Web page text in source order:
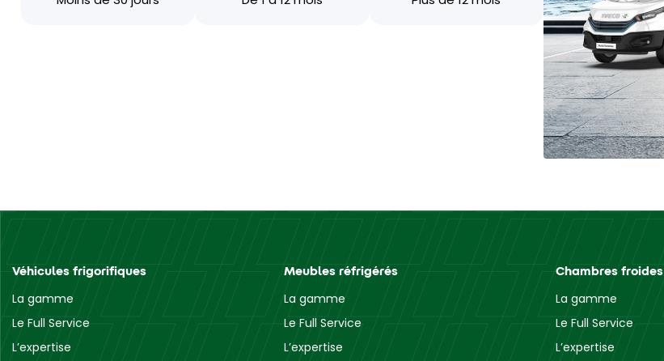
Véhicules frigorifiques
La gamme
Le Full Service
L’expertise
Meubles réfrigérés
La gamme
Le Full Service
L’expertise
Chambres froides
La gamme
Le Full Service
L’expertise